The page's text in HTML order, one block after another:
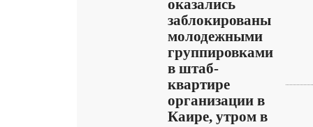
оказались
заблокированы
молодежными
группировками
в штаб-
квартире
организации в
Каире, утром в